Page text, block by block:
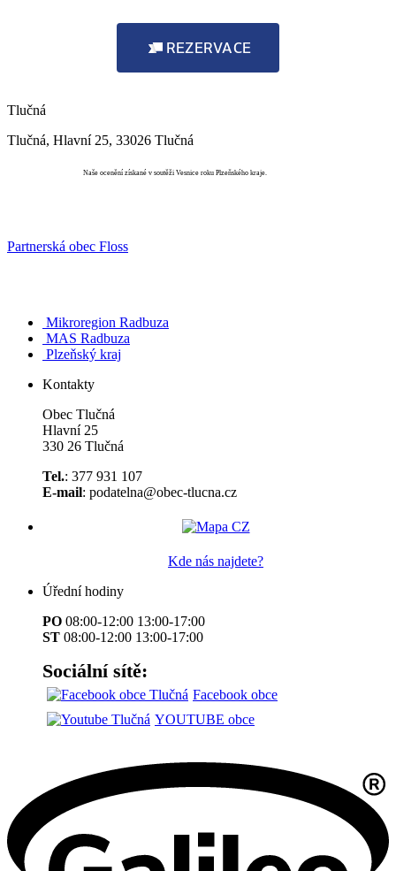
REZERVACE
Tlučná
Tlučná, Hlavní 25, 33026 Tlučná
Naše ocenění získané v soutěži Vesnice roku Plzeňského kraje.
Partnerská obec Floss
Mikroregion Radbuza
MAS Radbuza
Plzeňský kraj
Kontakty
Obec Tlučná
Hlavní 25
330 26 Tlučná
Tel.: 377 931 107
E-mail: podatelna@obec-tlucna.cz
Kde nás najdete?
Úřední hodiny
PO 08:00-12:00 13:00-17:00
ST 08:00-12:00 13:00-17:00
Sociální sítě:
Facebook obce
YOUTUBE obce